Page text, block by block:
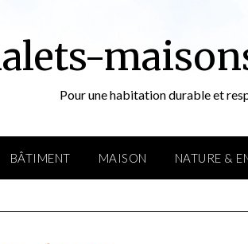
Pour une habitation durable et
BÂTIMENT MAISON NATURE &